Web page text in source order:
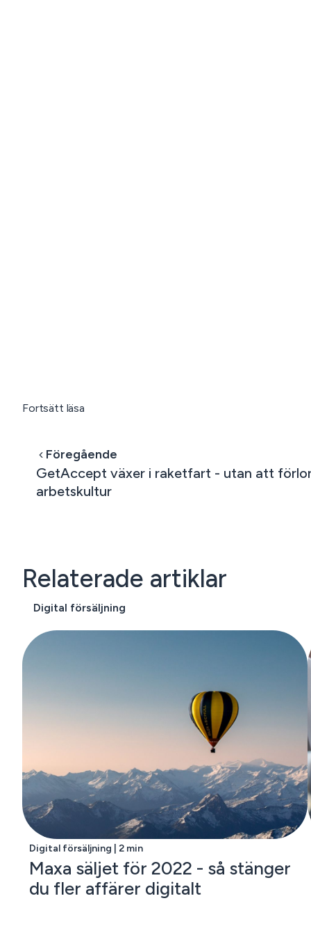
Fortsätt läsa
Föregående
GetAccept växer i raketfart - utan att
arbetskultur
Relaterade artiklar
Digital försäljning
Digital försäljning | 2 min
Maxa säljet för 2022 - så stänger
du fler affärer digitalt